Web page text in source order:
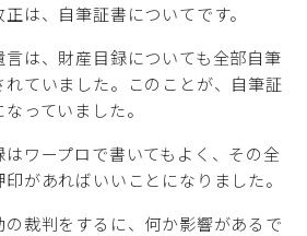
は、自筆証書についてです。
は、財産目録についても全部自筆
ていました。このことが、自筆証
っていました。
ワープロで書いてもよく、その全
があればいいことになりました。
の裁判をするに、何か影響があるで